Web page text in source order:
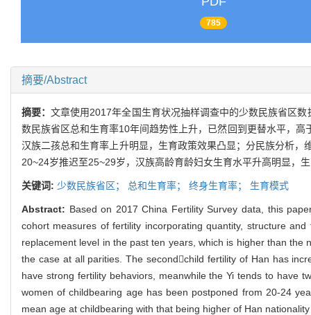
785
摘要/Abstract
摘要：文章使用2017年全国生育状况抽样调查中的少数民族省区
数民族省区总和生育率10年间趋势性上升，已然回到更替水平，
汉族二孩总和生育率上升明显，生育政策效果凸显；分民族分析
20~24岁推迟至25~29岁，汉族高龄育龄妇女生育水平升高明显，
关键词: 少数民族省区； 总和生育率； 终身生育率； 生育模式
Abstract: Based on 2017 China Fertility Survey data, this
cohort measures of fertility incorporating quantity, structure
replacement level in the past ten years, which is higher than
the case at all parities. The secondchild fertility of Han has
have strong fertility behaviors, meanwhile the Yi tends to have
women of childbearing age has been postponed from 20-24
mean age at childbearing with that being higher of Han